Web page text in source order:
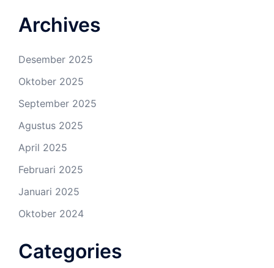
Archives
Desember 2025
Oktober 2025
September 2025
Agustus 2025
April 2025
Februari 2025
Januari 2025
Oktober 2024
Categories